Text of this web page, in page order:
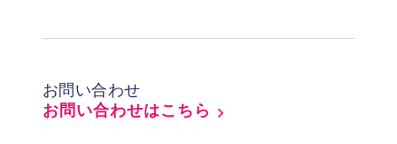
お問い合わせ
お問い合わせはこちら